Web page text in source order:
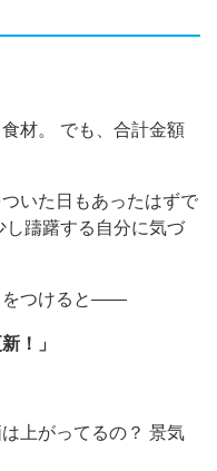
材。 でも、合計金額
いた日もあったはずで
躊躇する自分に気づ
をつけると——
！」
上がってるの？ 景気